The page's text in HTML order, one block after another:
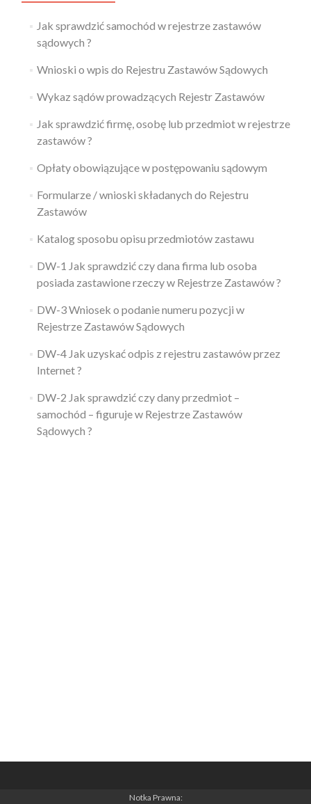
Jak sprawdzić samochód w rejestrze zastawów
sądowych ?
Wnioski o wpis do Rejestru Zastawów Sądowych
Wykaz sądów prowadzących Rejestr Zastawów
Jak sprawdzić firmę, osobę lub przedmiot w rejestrze
zastawów ?
Opłaty obowiązujące w postępowaniu sądowym
Formularze / wnioski składanych do Rejestru
Zastawów
Katalog sposobu opisu przedmiotów zastawu
DW-1 Jak sprawdzić czy dana firma lub osoba
posiada zastawione rzeczy w Rejestrze Zastawów ?
DW-3 Wniosek o podanie numeru pozycji w
Rejestrze Zastawów Sądowych
DW-4 Jak uzyskać odpis z rejestru zastawów przez
Internet ?
DW-2 Jak sprawdzić czy dany przedmiot –
samochód – figuruje w Rejestrze Zastawów
Sądowych ?
Notka Prawna: